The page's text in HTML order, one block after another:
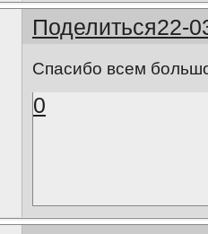
Поделиться22-
Спасибо всем
0